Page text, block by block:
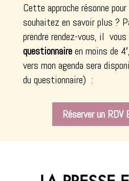
Cette approche résonne
souhaitez en savoir plus ?
prendre rendez-vous, il
questionnaireen moins de
vers mon agenda sera
du questionnaire) :
Réserver un RDV